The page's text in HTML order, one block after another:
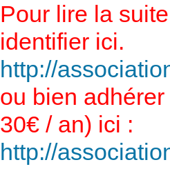
Pour lire la
identifier ici.
http://
ou bien adhérer
30€ / an) ici :
http://